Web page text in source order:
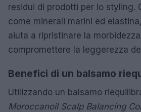
residui di prodotti per lo styling.
come minerali marini ed
aiuta a ripristinare la
compromettere la leggerezza
Benefici di un balsamo
Utilizzando un balsamo
Moroccanoil Scalp Balancing